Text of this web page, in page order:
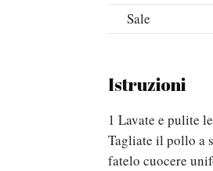
Sale
Istruzioni
1 Lavate e pulite
Tagliate il pollo a
fatelo cuocere